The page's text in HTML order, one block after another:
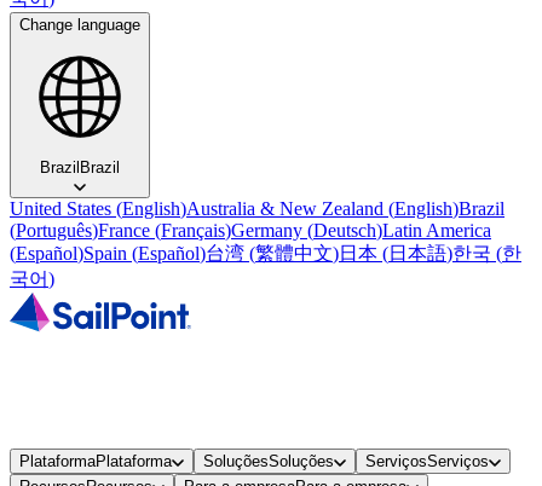
Change language
BrazilBrazil
United States (English)Australia & New Zealand (English)Brazil
(Português)France (Français)Germany (Deutsch)Latin America
(Español)Spain (Español)台湾 (繁體中文)日本 (日本語)한국 (한
국어)
PlataformaPlataforma SoluçõesSoluções ServiçosServiços